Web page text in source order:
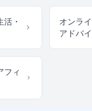
活・
オンラ
アドバ
フィ